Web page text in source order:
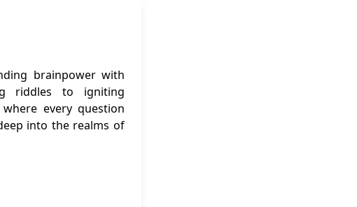
brainpower with
riddles to igniting
every question
into the realms of